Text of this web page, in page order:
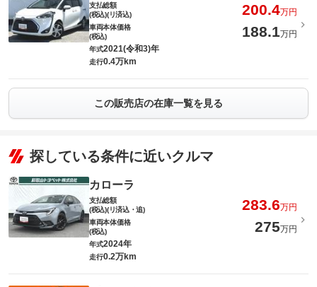
支払総額
(税込)(リ済込)
200.4万円
車両本体価格
(税込)
188.1万円
年式2021(令和3)年
走行0.4万km
この販売店の在庫一覧を見る
探している条件に近いクルマ
カローラ
支払総額
(税込)(リ済込・追)
283.6万円
車両本体価格
(税込)
275万円
年式2024年
走行0.2万km